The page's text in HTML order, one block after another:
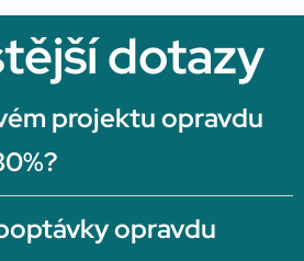
dotazy
projektu opravdu
opravdu